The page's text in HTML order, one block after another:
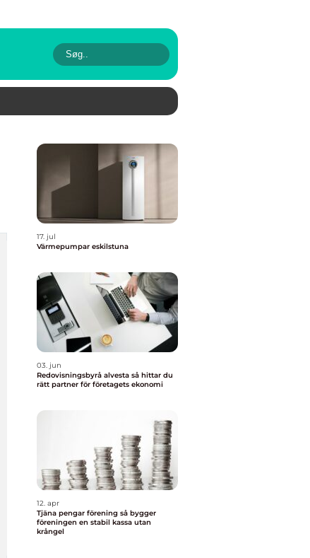
17. jul
Värmepumpar eskilstuna
03. jun
Redovisningsbyrå alvesta så hittar du
rätt partner för företagets ekonomi
12. apr
Tjäna pengar förening så bygger
föreningen en stabil kassa utan
krångel